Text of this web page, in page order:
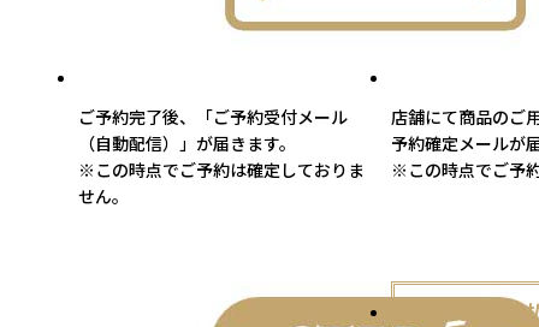
ご予約完了後、「ご予約受付メール
（自動配信）」が届きます。
※この時点でご予約は確定しておりま
せん。
店舗にて商品のご
予約確定メールが
※この時点でご予
【店頭